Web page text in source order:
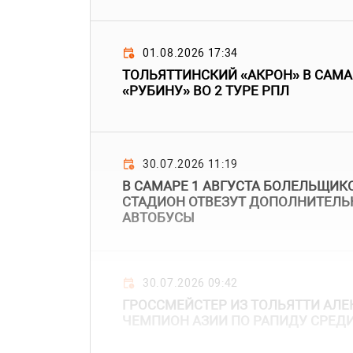
01.08.2026 17:34
ТОЛЬЯТТИНСКИЙ «АКРОН» В
«РУБИНУ» ВО 2 ТУРЕ РПЛ
30.07.2026 11:19
В САМАРЕ 1 АВГУСТА
СТАДИОН ОТВЕЗУТ
АВТОБУСЫ
30.07.2026 09:42
ГРОССМЕЙСТЕР ИЗ ТОЛЬЯТТИ